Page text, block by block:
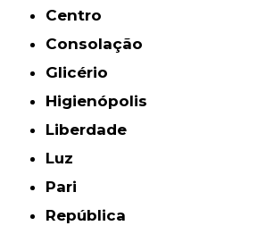
Centro
Consolação
Glicério
Higienópolis
Liberdade
Luz
Pari
República